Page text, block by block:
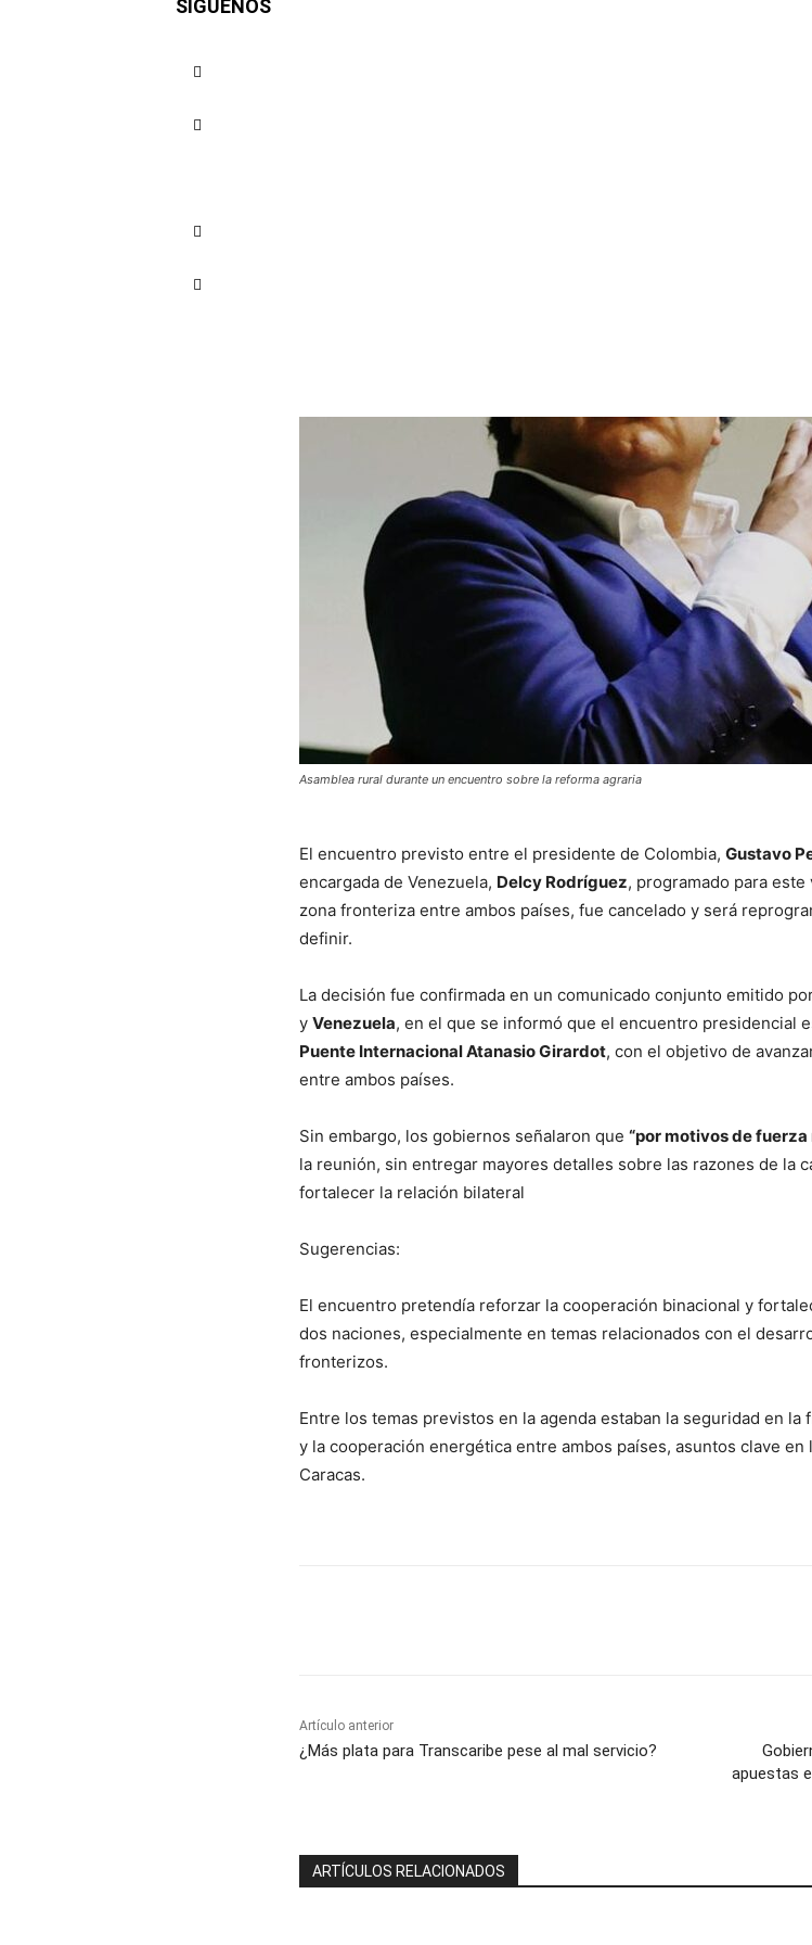
Asamblea rural durante un encuentro sobre la reforma agraria
El encuentro previsto entre el presidente de Colombia, Gustavo
encargada de Venezuela, Delcy Rodríguez, programado para
zona fronteriza entre ambos países, fue cancelado y será
definir.
La decisión fue confirmada en un comunicado conjunto emitido
y Venezuela, en el que se informó que el encuentro presidencial
Puente Internacional Atanasio Girardot, con el objetivo de
entre ambos países.
Sin embargo, los gobiernos señalaron que “por motivos de fuerza
la reunión, sin entregar mayores detalles sobre las razones de la
fortalecer la relación bilateral
Sugerencias:
El encuentro pretendía reforzar la cooperación binacional y
dos naciones, especialmente en temas relacionados con el
fronterizos.
Entre los temas previstos en la agenda estaban la seguridad en
y la cooperación energética entre ambos países, asuntos clave
Caracas.
Artículo anterior
¿Más plata para Transcaribe pese al mal servicio?
apuestas
ARTÍCULOS RELACIONADOS
SÍGUENOS